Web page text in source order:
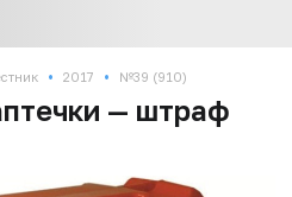
• 2017 • №39 (910)
— штраф